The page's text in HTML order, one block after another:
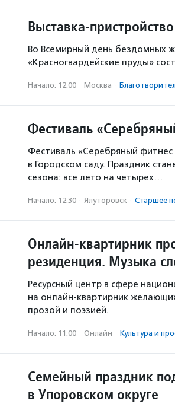
Выставка-
Во Всемирный день бездомных
«Красногвардейские пруды»
Начало: 12:00 · Москва ·
Фестиваль
Фестиваль «Серебряный фитнес
в Городском саду. Праздник
сезона: все лето на четырех…
Начало: 12:30 · Ялуторовск · Старшее
Онлайн-квартирник
резиденция. Музыка
Ресурсный центр в сфере
на онлайн-квартирник
прозой и поэзией.
Начало: 11:00 · Онлайн · Культура и
Семейный праздник
в Упоровском округе